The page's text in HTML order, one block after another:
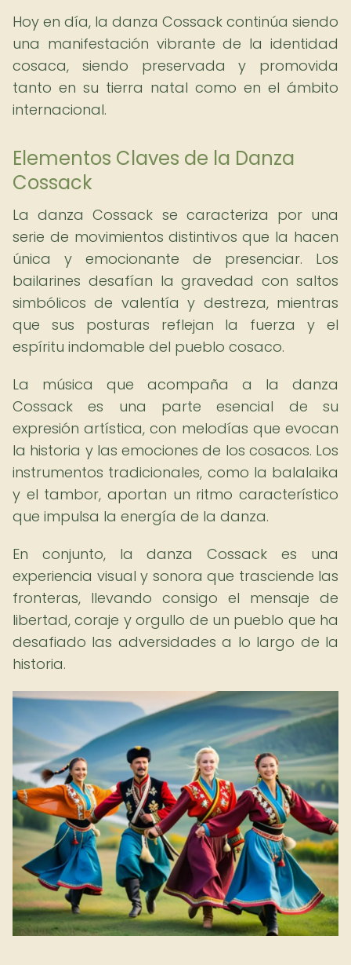
Hoy en día, la danza Cossack continúa siendo
una manifestación vibrante de la identidad
cosaca, siendo preservada y promovida
tanto en su tierra natal como en el ámbito
internacional.
Elementos Claves de la Danza
Cossack
La danza Cossack se caracteriza por una
serie de movimientos distintivos que la hacen
única y emocionante de presenciar. Los
bailarines desafían la gravedad con saltos
simbólicos de valentía y destreza, mientras
que sus posturas reflejan la fuerza y el
espíritu indomable del pueblo cosaco.
La música que acompaña a la danza
Cossack es una parte esencial de su
expresión artística, con melodías que evocan
la historia y las emociones de los cosacos. Los
instrumentos tradicionales, como la balalaika
y el tambor, aportan un ritmo característico
que impulsa la energía de la danza.
En conjunto, la danza Cossack es una
experiencia visual y sonora que trasciende las
fronteras, llevando consigo el mensaje de
libertad, coraje y orgullo de un pueblo que ha
desafiado las adversidades a lo largo de la
historia.